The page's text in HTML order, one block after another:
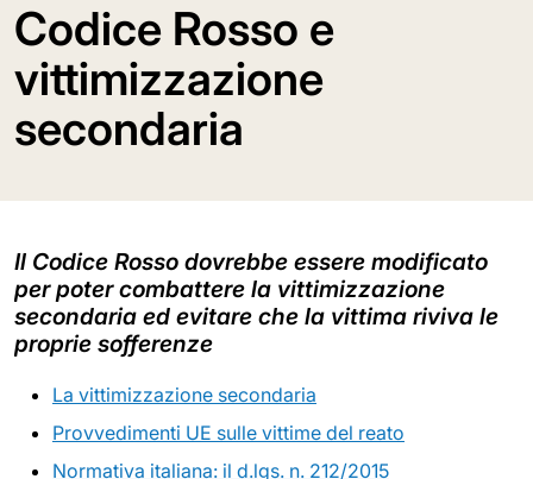
Codice Rosso e
vittimizzazione
secondaria
Il Codice Rosso dovrebbe essere modificato
per poter combattere la vittimizzazione
secondaria ed evitare che la vittima riviva le
proprie sofferenze
La vittimizzazione secondaria
Provvedimenti UE sulle vittime del reato
Normativa italiana: il d.lgs. n. 212/2015